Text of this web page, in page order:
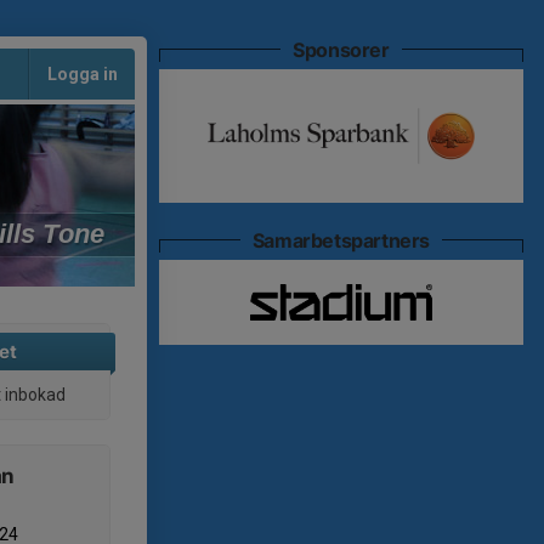
Logga in
Tone
inbokad
Sponsorer
Samarbetspartners